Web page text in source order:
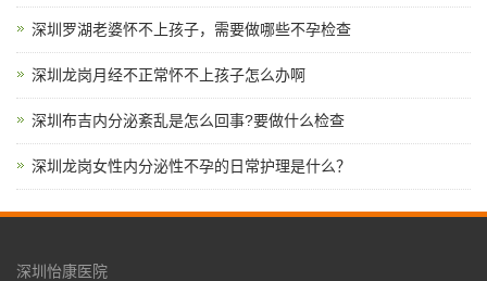
深圳罗湖老婆怀不上孩子，需要做哪些不孕检查
深圳龙岗月经不正常怀不上孩子怎么办啊
深圳布吉内分泌紊乱是怎么回事?要做什么检查
深圳龙岗女性内分泌性不孕的日常护理是什么？
深圳怡康医院